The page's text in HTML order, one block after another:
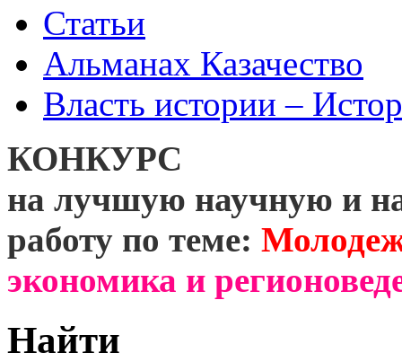
Статьи
Альманах Казачество
Власть истории –
КОНКУРС
на лучшую научную и
работу по теме:
экономика и
Найти